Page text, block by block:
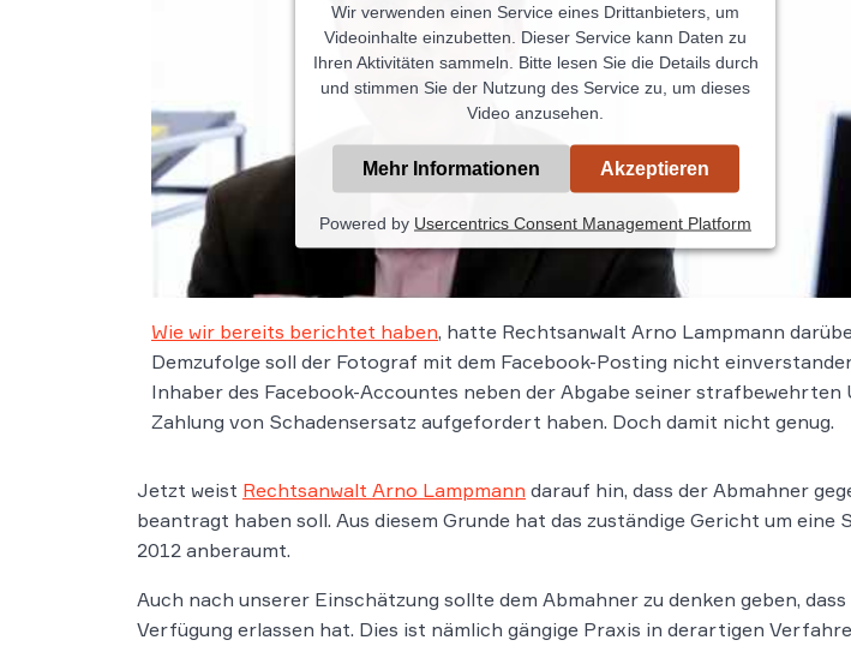
Wir verwenden einen Service eines Drittanbieters, um
Videoinhalte einzubetten. Dieser Service kann Daten zu
Ihren Aktivitäten sammeln. Bitte lesen Sie die Details durch
und stimmen Sie der Nutzung des Service zu, um dieses
Video anzusehen.
Mehr Informationen Akzeptieren
Powered by Usercentrics Consent Management Platform
Wie wir bereits berichtet haben, hatte Rechtsanwalt Arno Lampmann
Demzufolge soll der Fotograf mit dem Facebook-Posting nicht
Inhaber des Facebook-Accountes neben der Abgabe seiner
Zahlung von Schadensersatz aufgefordert haben. Doch damit nicht genug.
Jetzt weist Rechtsanwalt Arno Lampmann darauf hin, dass der Abmahner
beantragt haben soll. Aus diesem Grunde hat das zuständige Gericht um
2012 anberaumt.
Auch nach unserer Einschätzung sollte dem Abmahner zu denken geben,
Verfügung erlassen hat. Dies ist nämlich gängige Praxis in derartigen